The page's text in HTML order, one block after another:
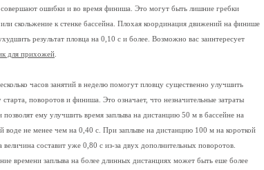
ошибки и во время финиша. Это могут быть лишние гребки
скольжение к стенке бассейна. Плохая координация движений на финише
результат пловца на 0,10 с и более. Возможно вас заинтересует
для прихожей
часов занятий в неделю помогут пловцу существенно улучшить
старта, поворотов и финиша. Это означает, что незначительные затраты
позволят ему улучшить время заплыва на дистанцию 50 м в бассейне на
воде не менее чем на 0,40 с. При заплыве на дистанцию 100 м на короткой
величина составит уже 0,80 с из-за двух дополнительных поворотов.
времени заплыва на более длинных дистанциях может быть еше более